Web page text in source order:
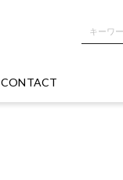
CONTACT